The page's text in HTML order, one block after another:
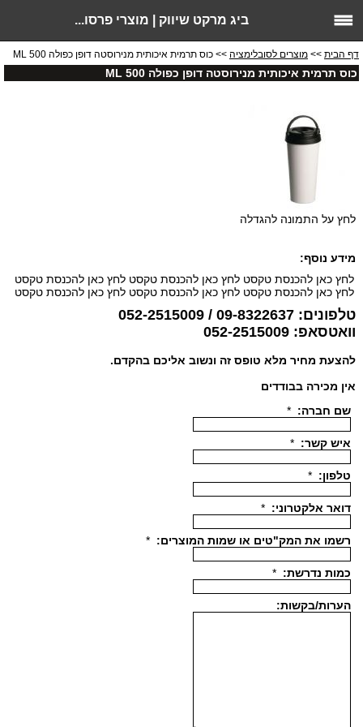
ביג מרקט שיווק | מוצרי פרסו...
דף הבית >> מוצרים לסובלימציה >> כוס תרמית איכותית מנירוסטה דופן כפולה 500 ML
כוס תרמית איכותית מנירוסטה דופן כפולה 500 ML
לחץ על התמונה להגדלה
מידע נוסף:
לחץ כאן להכנסת טקסט לחץ כאן להכנסת טקסט לחץ כאן להכנסת טקסט
לחץ כאן להכנסת טקסט לחץ כאן להכנסת טקסט לחץ כאן להכנסת טקסט
טלפונים: 09-8322637 / 052-2515009
וואטסאפ: 052-2515009
להצעת מחיר מלא טופס זה ונשוב אליכם בהקדם.
אין מכירה בבודדים